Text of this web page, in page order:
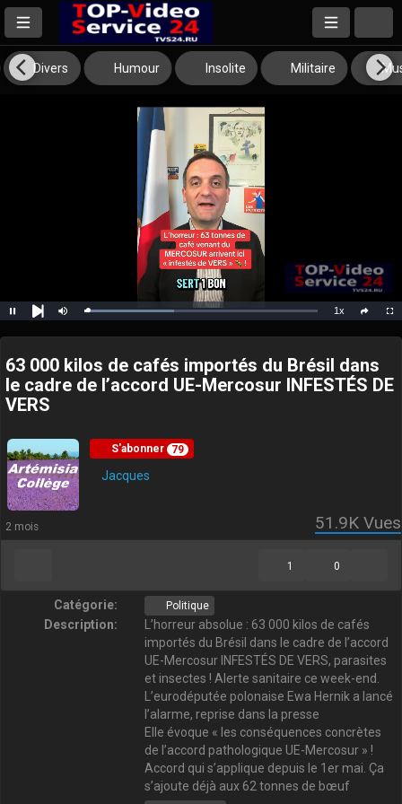
Divers Humour Insolite Militaire
Pause
Next
Mute Loaded:
38.62%
1xPlayback
Rate
63 000 kilos de cafés importés du Brésil dans
le cadre de l’accord UE-Mercosur INFESTÉS DE
VERS
S'abonner 79
Jacques
2 mois 51.9K Vues
0
1
Catégorie: Politique
Description:
L’horreur absolue : 63 000 kilos de cafés
importés du Brésil dans le cadre de l’accord
UE-Mercosur INFESTÉS DE VERS, parasites
et insectes ! Alerte sanitaire ce week-end.
L’eurodéputée polonaise Ewa Hernik a lancé
l’alarme, reprise dans la presse
Elle évoque « les conséquences concrètes
de l’accord pathologique UE-Mercosur » !
Accord qui s’applique depuis le 1er mai. Ça
s’ajoute déjà aux 62 tonnes de bœuf